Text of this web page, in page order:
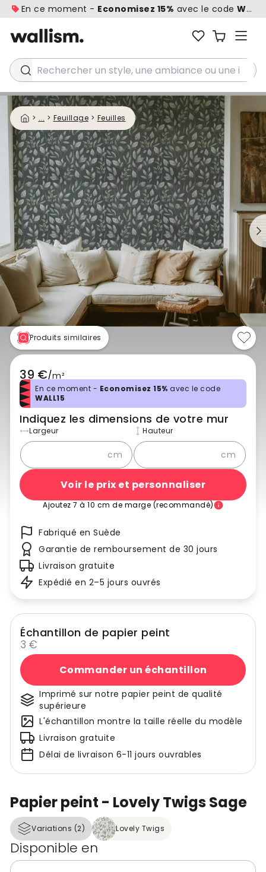
En ce moment - Economisez 15% avec le code
Rechercher un style, une ambiance ou une idée...
> ... > Feuillage > Feuilles
Papier peint - Lovely Twigs Sage
Variations (2) Lovely Twigs
Disponible en
Produits similaires
39 €/m²
En ce moment - Economisez 15% avec le code
WALL15
Indiquez les dimensions de votre mur
Largeur
cm
Hauteur
cm
Voir le prix et personnaliser
Ajoutez 7 à 10 cm de marge (recommandé)
Fabriqué en Suède
Garantie de remboursement de 30 jours
Livraison gratuite
Expédié en 2–5 jours ouvrés
Échantillon de papier peint
3 €
Commander un échantillon
Imprimé sur notre papier peint de qualité
supérieure
L'échantillon montre la taille réelle du modèle
Livraison gratuite
Délai de livraison 6-11 jours ouvrables